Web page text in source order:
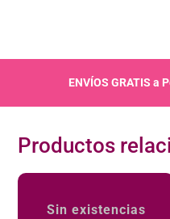
ENVÍOS GRATIS a
Productos
Sin existencias